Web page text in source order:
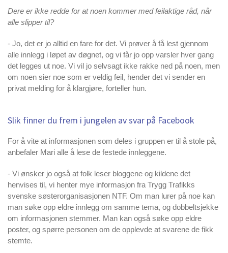
Dere er ikke redde for at noen kommer med feilaktige råd, når
alle slipper til?
- Jo, det er jo alltid en fare for det. Vi prøver å få lest gjennom
alle innlegg i løpet av døgnet, og vi får jo opp varsler hver gang
det legges ut noe. Vi vil jo selvsagt ikke rakke ned på noen, men
om noen sier noe som er veldig feil, hender det vi sender en
privat melding for å klargjøre, forteller hun.
Slik finner du frem i jungelen av svar på Facebook
For å vite at informasjonen som deles i gruppen er til å stole på,
anbefaler Mari alle å lese de festede innleggene.
- Vi ønsker jo også at folk leser bloggene og kildene det
henvises til, vi henter mye informasjon fra Trygg Trafikks
svenske søsterorganisasjonen NTF. Om man lurer på noe kan
man søke opp eldre innlegg om samme tema, og dobbeltsjekke
om informasjonen stemmer. Man kan også søke opp eldre
poster, og spørre personen om de opplevde at svarene de fikk
stemte.